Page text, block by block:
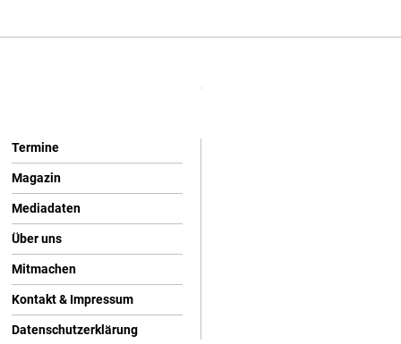
Termine
Magazin
Mediadaten
Über uns
Mitmachen
Kontakt & Impressum
Datenschutzerklärung